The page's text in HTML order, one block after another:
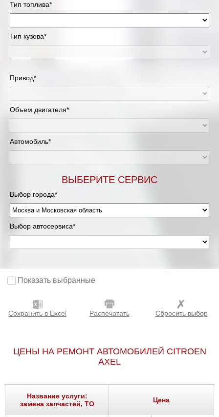
Красноярск
Липецк
Москва и Московская область
Мурманск
Нижневартовск
Нижний Новгород
Новосибирск
Оренбург
Петрозаводск
Ростов-на-Дону
Самара
Тип топлива*
Тип кузова*
Привод*
Объем двигателя*
Автомобиль*
ВЫБЕРИТЕ СЕРВИС
Выбор города*
Выбор автосервиса*
Показать выбранные
Сохранить в Excel Распечатать Сбросить выбор
ЦЕНЫ НА РЕМОНТ АВТОМОБИЛЕЙ CITROEN
AXEL
Название услуги:
замена запчастей, ТО
Цена